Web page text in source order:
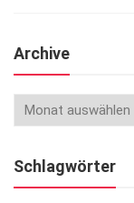
Archive
Schlagwörter